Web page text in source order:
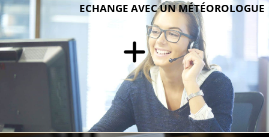
ECHANGE AVEC UN MÉTÉOROLOGUE